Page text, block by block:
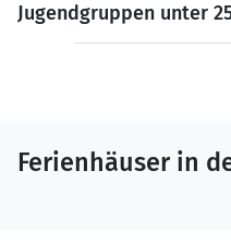
Jugendgruppen unter
Ferienhäuser in